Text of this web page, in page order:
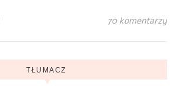
70 komentarzy
TŁUMACZ